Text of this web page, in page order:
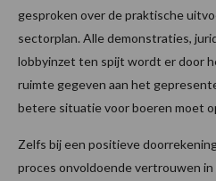
gesproken over de praktische
sectorplan. Alle demonstraties,
lobbyinzet ten spijt wordt er door
ruimte gegeven aan het
betere situatie voor boeren moet
Zelfs bij een positieve
proces onvoldoende vertrouwen